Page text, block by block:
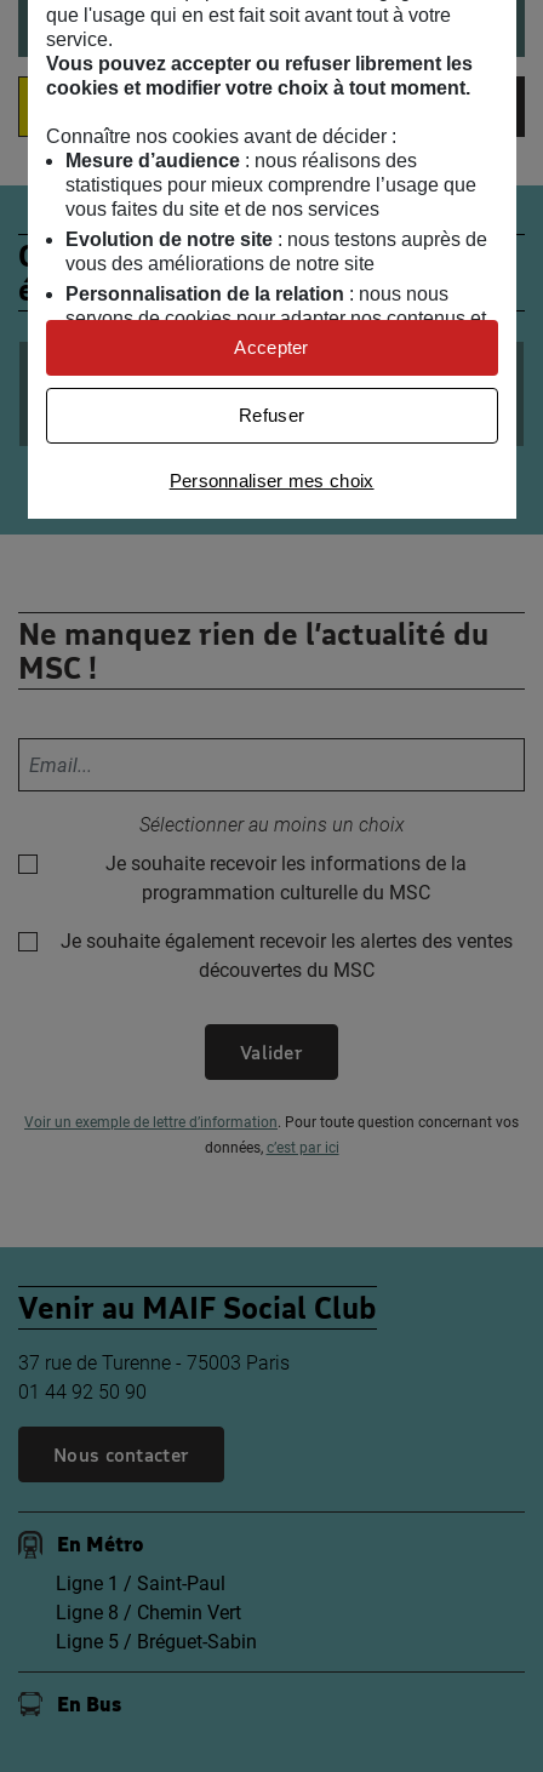
Ces évènements peuvent
également vous intéresser
du21/04/2017au13/07/2017
Ne manquez rien de l’actualité du
MSC !
Sélectionner au moins un choix
Je souhaite recevoir les informations de la
programmation culturelle du MSC
Je souhaite également recevoir les alertes des ventes
découvertes du MSC
Valider
Voir un exemple de lettre d’information. Pour toute question concernant vos
données, c’est par ici
Venir au MAIF Social Club
37 rue de Turenne - 75003 Paris
01 44 92 50 90
Nous contacter
En Métro
Ligne 1 / Saint-Paul
Ligne 8 / Chemin Vert
Ligne 5 / Bréguet-Sabin
En Bus
que l'usage qui en est fait soit avant tout à votre
service.
Vous pouvez accepter ou refuser librement les
cookies et modifier votre choix à tout moment.
Connaître nos cookies avant de décider :
Mesure d’audience: nous réalisons des
statistiques pour mieux comprendre l’usage que
vous faites du site et de nos services
Evolution de notre site: nous testons auprès de
vous des améliorations de notre site
Personnalisation de la relation : nous nous
servons de cookies pour adapter nos contenus et
personnaliser nos offres
Univers publicitaire: nous utilisons avec nos
publicités personnalisées
Personnaliser mes choix
Refuser
Accepter